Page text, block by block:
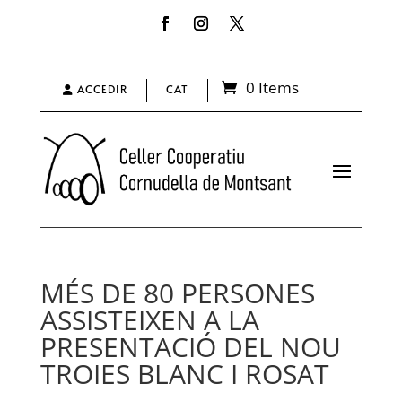
ACCEDIR CAT 0 Items
MÉS DE 80 PERSONES
ASSISTEIXEN A LA
PRESENTACIÓ DEL NOU
TROIES BLANC I ROSAT